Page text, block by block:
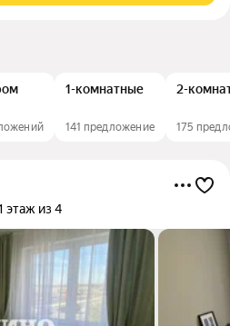
1-комнатные
141 предложение
2-
175
этаж из 4